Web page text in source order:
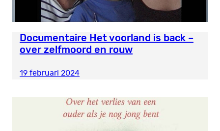
Documentaire Het voorland is back –
over zelfmoord en rouw
19 februari 2024